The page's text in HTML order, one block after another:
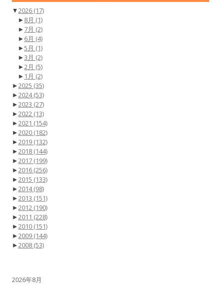
▼2026 (17)
► 8月 (1)
► 7月 (2)
► 6月 (4)
►5月 (1)
►3月 (2)
►2月 (5)
► 1月 (2)
►2025 (35)
►2024(53)
►2023 (27)
►2022 (13)
►2021 (154)
►2020 (182)
►2019 (132)
►2018 (144)
►2017 (199)
►2016 (256)
►2015 (133)
►2014(98)
►2013 (151)
►2012 (190)
►2011 (228)
►2010 (151)
►2009 (144)
►2008 (53)
2026年8月